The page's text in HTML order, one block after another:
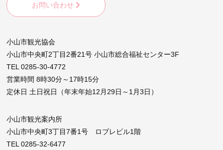
お問い合わせ
小山市観光協会
小山市中央町2丁目2番21号 小山市総合福祉センター3F
TEL 0285-30-4772
営業時間 8時30分～17時15分
定休日 土日祝日（年末年始12月29日～1月3日）
小山市観光案内所
小山市中央町3丁目7番1号 ロブレビル1階
TEL 0285-32-6477